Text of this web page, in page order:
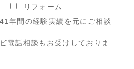
リフォーム
年間の経験実績を元にご相談
話相談もお受けしておりま